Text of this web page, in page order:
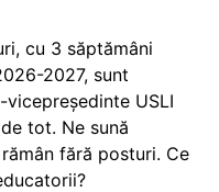
cu 3 săptămâni
2027, sunt
USLI
tot. Ne sună
fără posturi. Ce